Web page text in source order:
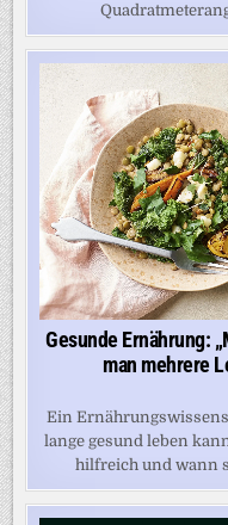
Gesunde Ernährung:
man mehrere
Ein
lange gesund leben
hilfreich und wann